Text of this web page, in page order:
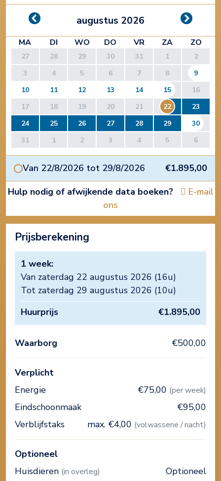
augustus 2026
MA DI WO DO VR ZA ZO
27 28 29 30 31 1
2
3
4 5 6 7 8
9
10
11 12 13 14 15
16
17
18 19 20 21 22
23
24
25 26 27 28 29
30
31
1 2 3 4 5 6
Van 22/8/2026 tot 29/8/2026
€1.895,00
Hulp nodig of afwijkende data boeken?
E-mail
ons
Prijsberekening
1 week:
Van zaterdag 22 augustus 2026 (16u)
Tot zaterdag 29 augustus 2026 (10u)
Huurprijs
€1.895,00
Waarborg €500,00
Verplicht
Energie
€75,00 (per week)
Eindschoonmaak
€95,00
Verblijfstaks
max. €4,00 (volwassene / nacht)
Optioneel
Huisdieren (in overleg) Optioneel